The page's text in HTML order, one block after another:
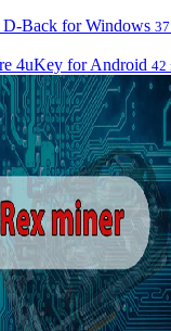
Back for Windows
4uKey for Android 42